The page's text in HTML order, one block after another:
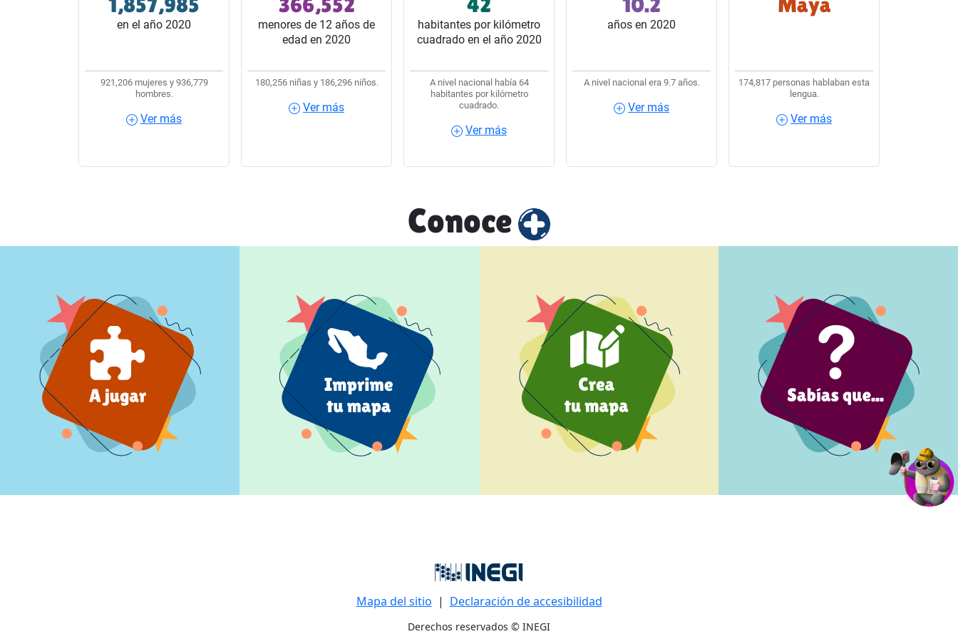
en el año 2020
921,206 mujeres y 936,779
hombres.
Ver más
32 estados del país.
Ver más
menores de 12 años de
edad en 2020
180,256 niñas y 186,296 niños.
Ver más
10 habitantes del estado.
habitantes por kilómetro
cuadrado en el año 2020
A nivel nacional había 64
habitantes por kilómetro
cuadrado.
Ver más
32 estados del país.
años en 2020
A nivel nacional era 9.7 años.
Ver más
32 estados del país.
174,817 personas hablaban esta
lengua.
Ver más
lengua indígena usaban
Ver más
Conoce
Mapa del sitio | Declaración de accesibilidad
Derechos reservados © INEGI